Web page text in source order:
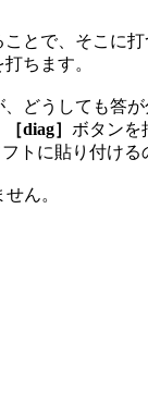
ことで、そこに
ちます。
どうしても答
［diag］ ボタンを
トに貼り付ける
ん。